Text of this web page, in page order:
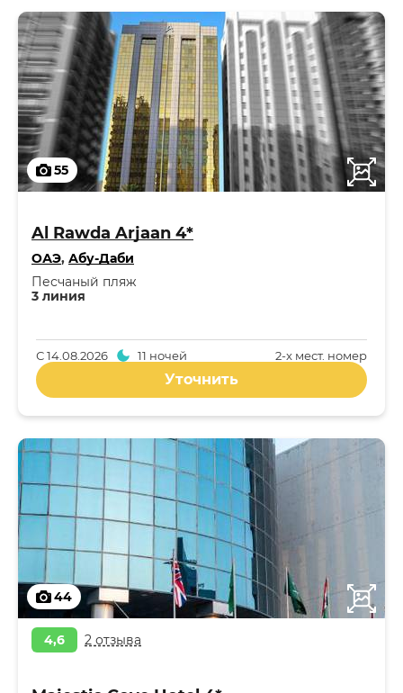
55
Al Rawda Arjaan 4*
ОАЭ, Абу-Даби
3 линия
Песчаный пляж
2-x мест. номер
С14.08.2026 11 ночей
Уточнить
44
4,6 2 отзыва